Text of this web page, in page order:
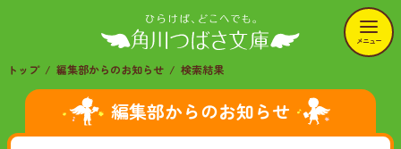
メニュー
トップ 編集部からのお知らせ 検索結果
編集部からのお知らせ